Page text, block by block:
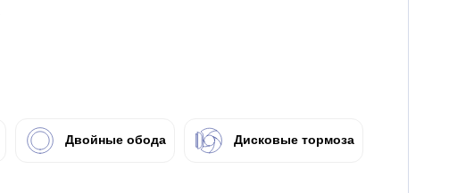
Двойные обода Дисковые тормоза